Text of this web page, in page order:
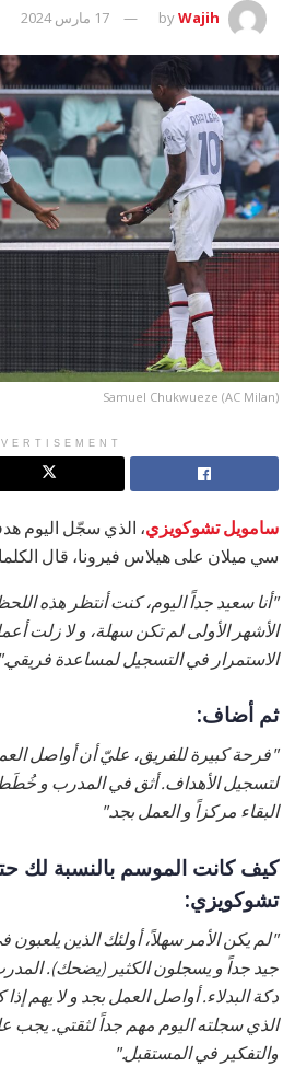
byWajih 17 مارس 2024
Samuel Chukwueze (AC Milan)
سامويل تشوكويزي، الذي سجّل اليوم
سي ميلان على هيلاس فيرونا، قال
"أنا سعيد جداً اليوم، كنت أنتظر هذه
الأشهر الأولى لم تكن سهلة، و لا زلت
الاستمرار في التسجيل لمساعدة فريقي."
ثم أضاف:
"فرحة كبيرة للفريق، عليّ أن أواصل
لتسجيل الأهداف. أثق في المدرب و
البقاء مركزاً و العمل بجد."
كيف كانت الموسم بالنسبة لك
تشوكويزي:
"لم يكن الأمر سهلاً، أولئك الذين
جيد جداً و يسجلون الكثير (يضحك).
دكة البدلاء. أواصل العمل بجد و لا يهم
الذي سجلته اليوم مهم جداً لثقتي. يجب
والتفكير في المستقبل."